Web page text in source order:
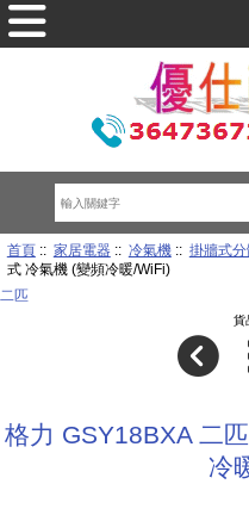
首頁:: 家居電器:: 冷氣機:: 掛牆式分
式 冷氣機 (變頻冷暖/WiFi)
二匹
貨
格力 GSY18BXA 二
冷